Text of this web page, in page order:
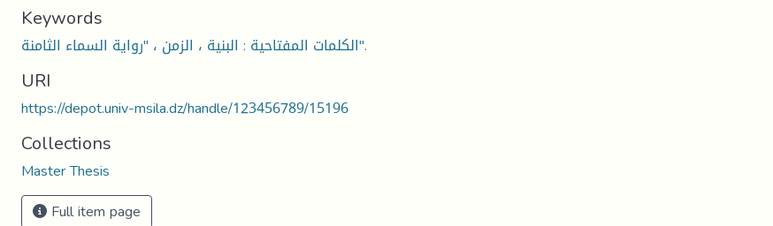
Keywords
الكلمات المفتاحية : البنية ، الزمن ، "رواية السماء الثامنة".
URI
https://depot.univ-msila.dz/handle/123456789/15196
Collections
Master Thesis
Full item page